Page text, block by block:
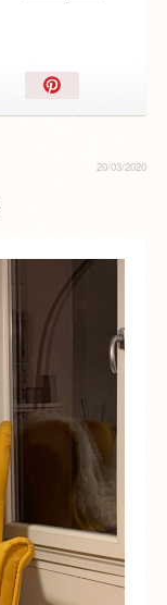
Épingler!
20/03/2020